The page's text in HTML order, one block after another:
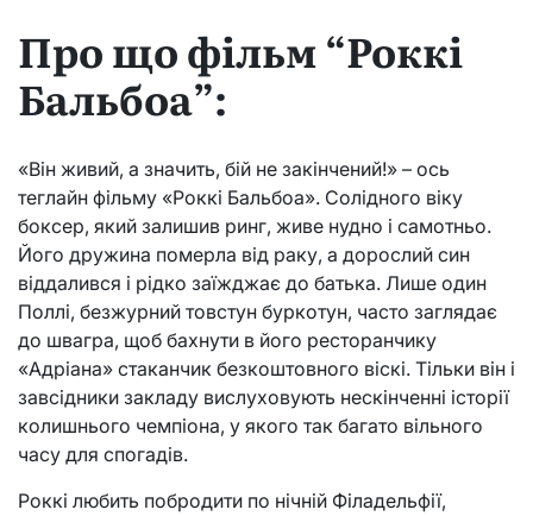
Про що фільм “Роккі
Бальбоа”:
«Він живий, а значить, бій не закінчений!» – ось
теглайн фільму «Роккі Бальбоа». Солідного віку
боксер, який залишив ринг, живе нудно і самотньо.
Його дружина померла від раку, а дорослий син
віддалився і рідко заїжджає до батька. Лише один
Поллі, безжурний товстун буркотун, часто заглядає
до швагра, щоб бахнути в його ресторанчику
«Адріана» стаканчик безкоштовного віскі. Тільки він і
завсідники закладу вислуховують нескінченні історії
колишнього чемпіона, у якого так багато вільного
часу для спогадів.
Роккі любить побродити по нічній Філадельфії,